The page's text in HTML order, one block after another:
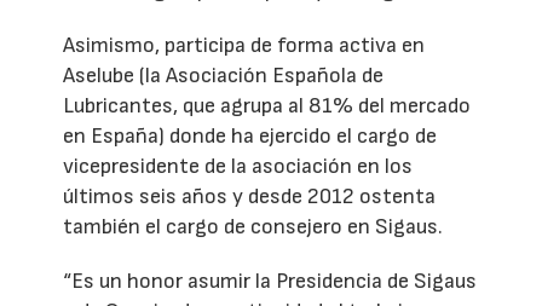
Asimismo, participa de forma activa en
Aselube (la Asociación Española de
Lubricantes, que agrupa al 81% del mercado
en España) donde ha ejercido el cargo de
vicepresidente de la asociación en los
últimos seis años y desde 2012 ostenta
también el cargo de consejero en Sigaus.
“Es un honor asumir la Presidencia de Sigaus